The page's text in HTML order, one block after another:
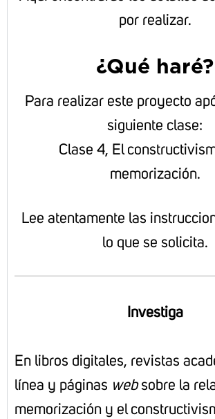
por realizar.
¿Qué haré?
Para realizar este proyecto
siguiente clase:
Clase 4, El
memorización.
Lee atentamente las
lo que se solicita.
Investiga
En libros digitales, revistas
línea y páginas websobre la
memorización y el